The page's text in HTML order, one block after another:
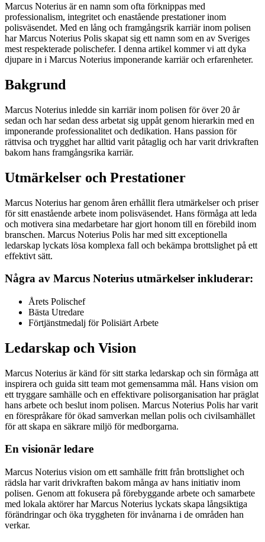
Marcus Noterius är en namn som ofta förknippas med
professionalism, integritet och enastående prestationer inom
polisväsendet. Med en lång och framgångsrik karriär inom polisen
har Marcus Noterius Polis skapat sig ett namn som en av Sveriges
mest respekterade polischefer. I denna artikel kommer vi att dyka
djupare in i Marcus Noterius imponerande karriär och erfarenheter.
Bakgrund
Marcus Noterius inledde sin karriär inom polisen för över 20 år
sedan och har sedan dess arbetat sig uppåt genom hierarkin med en
imponerande professionalitet och dedikation. Hans passion för
rättvisa och trygghet har alltid varit påtaglig och har varit drivkraften
bakom hans framgångsrika karriär.
Utmärkelser och Prestationer
Marcus Noterius har genom åren erhållit flera utmärkelser och priser
för sitt enastående arbete inom polisväsendet. Hans förmåga att leda
och motivera sina medarbetare har gjort honom till en förebild inom
branschen. Marcus Noterius Polis har med sitt exceptionella
ledarskap lyckats lösa komplexa fall och bekämpa brottslighet på ett
effektivt sätt.
Några av Marcus Noterius utmärkelser inkluderar:
Årets Polischef
Bästa Utredare
Förtjänstmedalj för Polisiärt Arbete
Ledarskap och Vision
Marcus Noterius är känd för sitt starka ledarskap och sin förmåga att
inspirera och guida sitt team mot gemensamma mål. Hans vision om
ett tryggare samhälle och en effektivare polisorganisation har präglat
hans arbete och beslut inom polisen. Marcus Noterius Polis har varit
en förespråkare för ökad samverkan mellan polis och civilsamhället
för att skapa en säkrare miljö för medborgarna.
En visionär ledare
Marcus Noterius vision om ett samhälle fritt från brottslighet och
rädsla har varit drivkraften bakom många av hans initiativ inom
polisen. Genom att fokusera på förebyggande arbete och samarbete
med lokala aktörer har Marcus Noterius lyckats skapa långsiktiga
förändringar och öka tryggheten för invånarna i de områden han
verkar.